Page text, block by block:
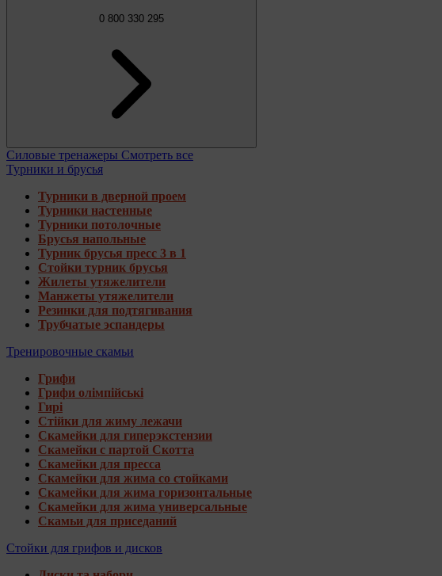
0 800 330 295
Силовые тренажеры Смотреть все
Турники и брусья
Турники в дверной проем
Турники настенные
Турники потолочные
Брусья напольные
Турник брусья пресс 3 в 1
Стойки турник брусья
Жилеты утяжелители
Манжеты утяжелители
Резинки для подтягивания
Трубчатые эспандеры
Тренировочные скамьи
Грифи
Грифи олімпійські
Гирі
Стійки для жиму лежачи
Скамейки для гиперэкстензии
Скамейки с партой Скотта
Скамейки для пресса
Скамейки для жима со стойками
Скамейки для жима горизонтальные
Скамейки для жима универсальные
Скамьи для приседаний
Стойки для грифов и дисков